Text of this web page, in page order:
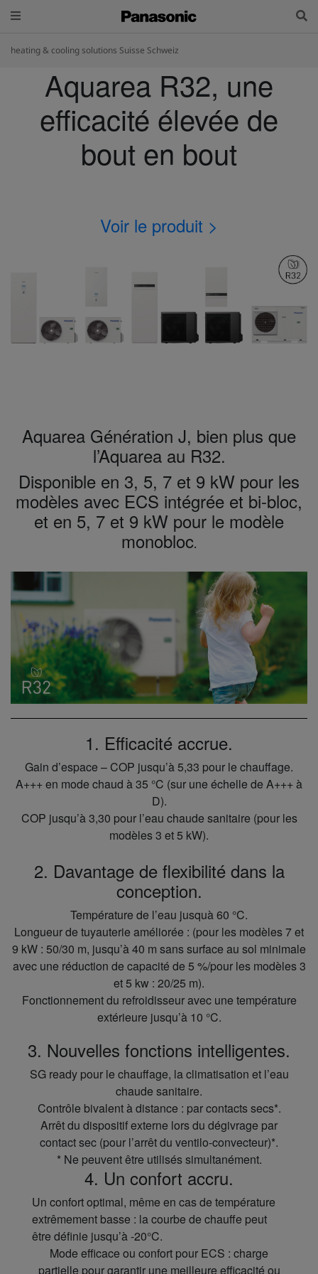
heating & cooling solutions Suisse Schweiz
Aquarea R32, une
efficacité élevée de
bout en bout
Voir le produit >
Aquarea Génération J, bien plus que
l’Aquarea au R32.
Disponible en 3, 5, 7 et 9 kW pour les
modèles avec ECS intégrée et bi-bloc,
et en 5, 7 et 9 kW pour le modèle
monobloc.
1. Efficacité accrue.
Gain d’espace – COP jusqu’à 5,33 pour le chauffage.
A+++ en mode chaud à 35 °C (sur une échelle de A+++ à
D).
COP jusqu’à 3,30 pour l’eau chaude sanitaire (pour les
modèles 3 et 5 kW).
2. Davantage de flexibilité dans la
conception.
Température de l’eau jusquà 60 °C.
Longueur de tuyauterie améliorée : (pour les modèles 7 et
9 kW : 50/30 m, jusqu’à 40 m sans surface au sol minimale
avec une réduction de capacité de 5 %/pour les modèles 3
et 5 kw : 20/25 m).
Fonctionnement du refroidisseur avec une température
extérieure jusqu’à 10 °C.
3. Nouvelles fonctions intelligentes.
SG ready pour le chauffage, la climatisation et l’eau
chaude sanitaire.
Contrôle bivalent à distance : par contacts secs*.
Arrêt du dispositif externe lors du dégivrage par
contact sec (pour l’arrêt du ventilo-convecteur)*.
* Ne peuvent être utilisés simultanément.
4. Un confort accru.
Un confort optimal, même en cas de température
extrêmement basse : la courbe de chauffe peut
être définie jusqu’à -20°C.
Mode efficace ou confort pour ECS : charge
partielle pour garantir une meilleure efficacité ou